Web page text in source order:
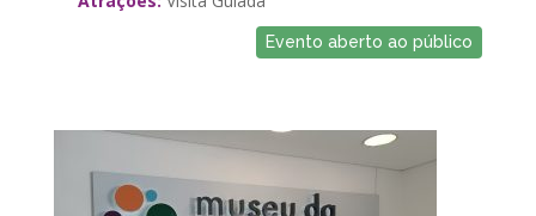
Evento aberto ao público